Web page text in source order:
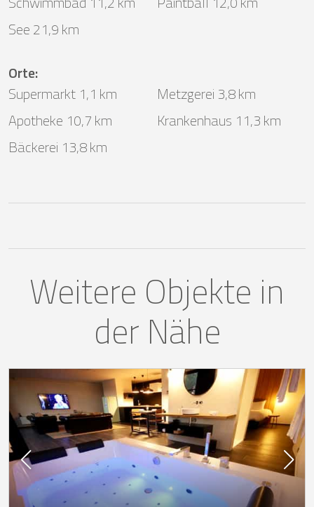
See 21,9 km
Orte:
Supermarkt 1,1 km
Metzgerei 3,8 km
Apotheke 10,7 km
Krankenhaus 11,3 km
Bäckerei 13,8 km
Weitere Objekte in
der Nähe